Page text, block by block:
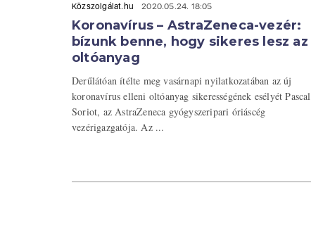
Közszolgálat.hu 2020.05.24. 18:05
Koronavírus – AstraZeneca-vezér:
bízunk benne, hogy sikeres lesz az
oltóanyag
Derűlátóan ítélte meg vasárnapi nyilatkozatában az új
koronavírus elleni oltóanyag sikerességének esélyét Pascal
Soriot, az AstraZeneca gyógyszeripari óriáscég
vezérigazgatója. Az ...